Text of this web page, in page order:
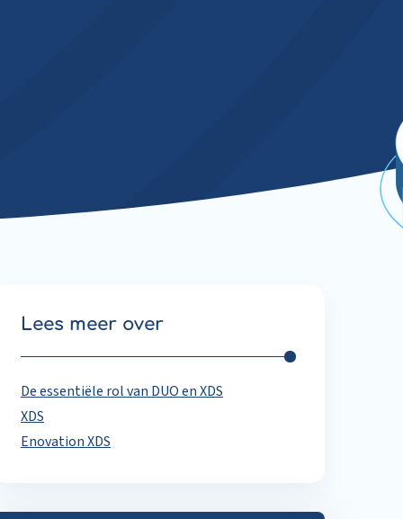
Lees meer over
De essentiële rol van DUO en XDS
XDS
Enovation XDS